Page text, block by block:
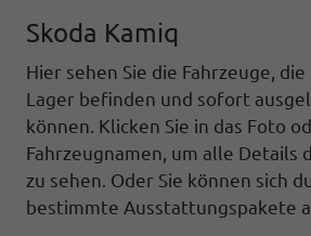
Skoda Kamiq
Hier sehen Sie die Fahrzeuge,
Lager befinden und sofort
können. Klicken Sie in das Foto
Fahrzeugnamen, um alle Details
zu sehen. Oder Sie können sich
bestimmte Ausstattungspakete